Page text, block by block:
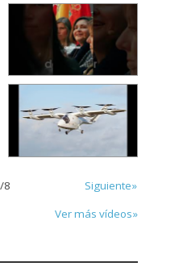
/8
Siguiente»
Ver más vídeos»